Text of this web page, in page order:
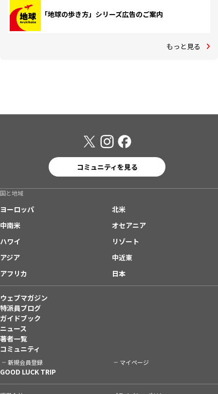
「地球の歩き方」シリーズ広告のご案内
もっと見る
コミュニティを見る
国と地域
ヨーロッパ
北米
中南米
オセアニア
ハワイ
リゾート
アジア
中近東
アフリカ
日本
ウェブマガジン
特派員ブログ
ガイドブック
ニュース
著者一覧
コミュニティ
新規会員登録 マイページ
GOOD LUCK TRIP